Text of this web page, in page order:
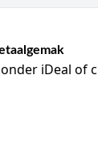
iDeal of